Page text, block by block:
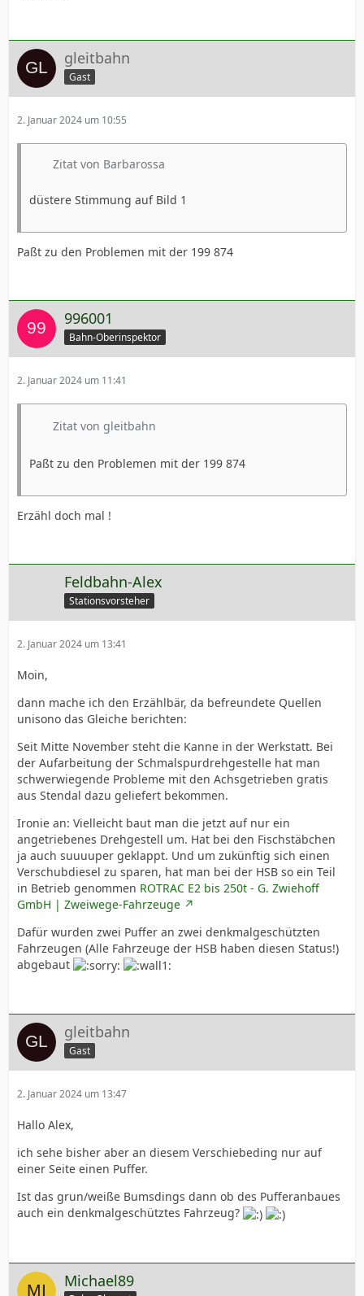
gleitbahn
Gast
2. Januar 2024 um 10:55
Zitat von Barbarossa
düstere Stimmung auf Bild 1
Paßt zu den Problemen mit der 199 874
996001
Bahn-Oberinspektor
2. Januar 2024 um 11:41
Zitat von gleitbahn
Paßt zu den Problemen mit der 199 874
Erzähl doch mal !
Feldbahn-Alex
Stationsvorsteher
2. Januar 2024 um 13:41
Moin,
dann mache ich den Erzählbär, da befreundete Quellen
unisono das Gleiche berichten:
Seit Mitte November steht die Kanne in der Werkstatt. Bei
der Aufarbeitung der Schmalspurdrehgestelle hat man
schwerwiegende Probleme mit den Achsgetrieben gratis
aus Stendal dazu geliefert bekommen.
Ironie an: Vielleicht baut man die jetzt auf nur ein
angetriebenes Drehgestell um. Hat bei den Fischstäbchen
ja auch suuuuper geklappt. Und um zukünftig sich einen
Verschubdiesel zu sparen, hat man bei der HSB so ein Teil
in Betrieb genommen ROTRAC E2 bis 250t - G. Zwiehoff
GmbH | Zweiwege-Fahrzeuge
Dafür wurden zwei Puffer an zwei denkmalgeschützten
Fahrzeugen (Alle Fahrzeuge der HSB haben diesen Status!)
abgebaut
gleitbahn
Gast
2. Januar 2024 um 13:47
Hallo Alex,
ich sehe bisher aber an diesem Verschiebeding nur auf
einer Seite einen Puffer.
Ist das grun/weiße Bumsdings dann ob des Pufferanbaues
auch ein denkmalgeschütztes Fahrzeug?
Michael89